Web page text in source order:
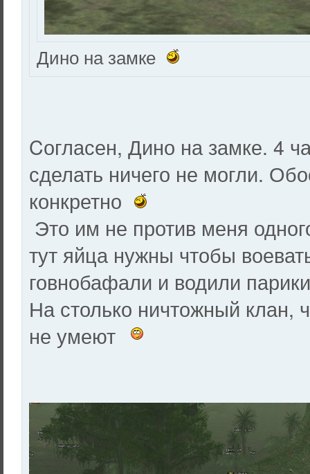
Дино на замке
Cогласен, Дино на замке. 4
сделать ничего не могли.
конкретно
Это им не против меня
тут яйца нужны чтобы
говнобафали и водили
На столько ничтожный клан,
не умеют